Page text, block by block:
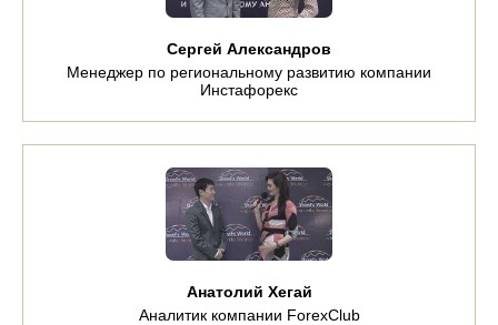
Сергей Александров
Менеджер по региональному развитию компании
Инстафорекс
Анатолий Хегай
Аналитик компании ForexClub